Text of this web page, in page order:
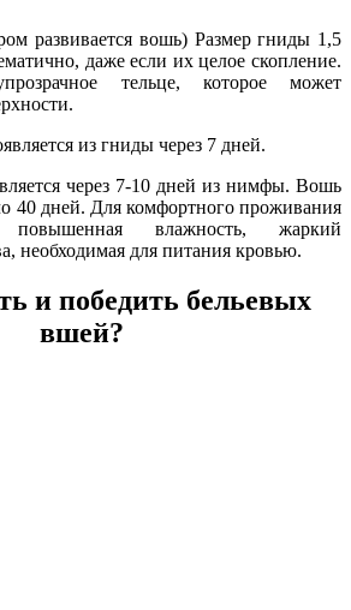
развивается вошь) Размер гниды 1,5
даже если их целое скопление.
тельце, которое может
из гниды через 7 дней.
через 7-10 дней из нимфы. Вошь
40 дней. Для комфортного проживания
влажность, жаркий
необходимая для питания кровью.
и победить бельевых
вшей?